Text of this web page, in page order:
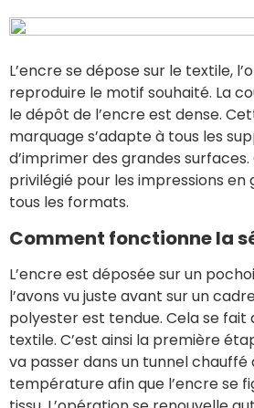
L’encre se dépose sur le textile,
reproduire le motif souhaité. La
le dépôt de l’encre est dense.
marquage s’adapte à tous les
d’imprimer des grandes
privilégié pour les impressions en
tous les formats.
Comment fonctionne la
L’encre est déposée sur un
l’avons vu juste avant sur un
polyester est tendue. Cela se fait
textile. C’est ainsi la première
va passer dans un tunnel chauffé
température afin que l’encre se